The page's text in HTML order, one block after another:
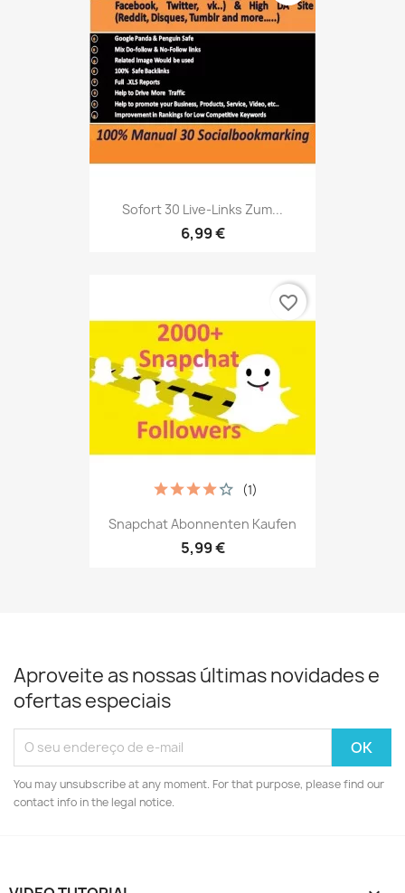
Sofort 30 Live-Links Zum...
6,99 €
Snapchat Abonnenten Kaufen
5,99 €
(1)
favorite_border
Aproveite as nossas últimas novidades e
ofertas especiais
You may unsubscribe at any moment. For that purpose, please find our
contact info in the legal notice.